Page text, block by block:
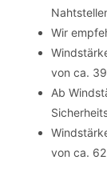
Wir
von ca.
Ab
von ca.